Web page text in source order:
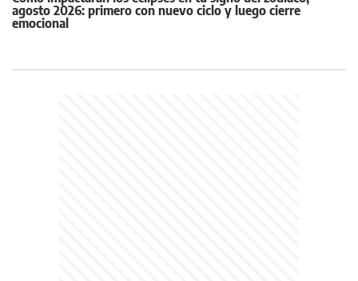
agosto 2026: primero con nuevo ciclo y luego cierre
emocional